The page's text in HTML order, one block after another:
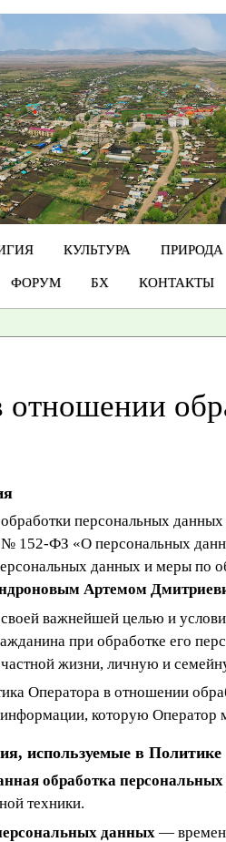
КУЛЬТУРА ПРИРОДА
ФОРУМ БХ КОНТАКТЫ
отношении
персональных
№ 152-ФЗ «О персональных
данных и меры по
Артемом
важнейшей целью и
при обработке его
жизни, личную и
Оператора в отношении
которую Оператор
используемые в Политике
обработка
техники.
данных —